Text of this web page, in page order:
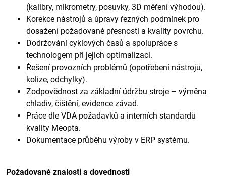
(kalibry, mikrometry, posuvky, 3D měření výhodou).
Korekce nástrojů a úpravy řezných podmínek pro
dosažení požadované přesnosti a kvality povrchu.
Dodržování cyklových časů a spolupráce s
technologem při jejich optimalizaci.
Řešení provozních problémů (opotřebení nástrojů,
kolize, odchylky).
Zodpovědnost za základní údržbu stroje – výměna
chladiv, čištění, evidence závad.
Práce dle VDA požadavků a interních standardů
kvality Meopta.
Dokumentace průběhu výroby v ERP systému.
Požadované znalosti a dovednosti